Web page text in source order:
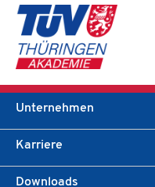
Unternehmen
Karriere
Downloads